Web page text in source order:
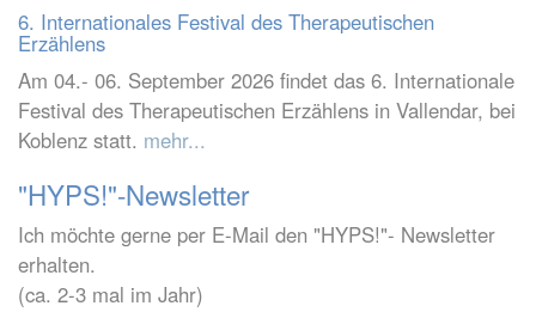
6. Internationales Festival des Therapeutischen
Erzählens
Am 04.- 06. September 2026 findet das 6. Internationale
Festival des Therapeutischen Erzählens in Vallendar, bei
Koblenz statt. mehr...
"HYPS!"-Newsletter
Ich möchte gerne per E-Mail den "HYPS!"- Newsletter
erhalten.
(ca. 2-3 mal im Jahr)